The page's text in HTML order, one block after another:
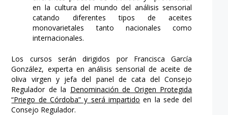
en la cultura del mundo del análisis sensorial
catando diferentes tipos de aceites
monovarietales tanto nacionales como
internacionales.
Los cursos serán dirigidos por Francisca García
González, experta en análisis sensorial de aceite de
oliva virgen y jefa del panel de cata del Consejo
Regulador de la Denominación de Origen Protegida
“Priego de Córdoba” y será impartido en la sede del
Consejo Regulador.